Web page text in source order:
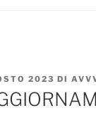
2023 DI